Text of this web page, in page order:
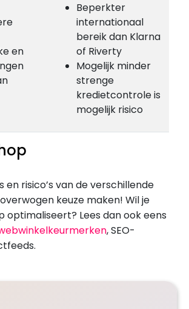
en
Beperkter
internationaal
bereik dan Klarna
of Riverty
Mogelijk minder
strenge
kredietcontrole is
mogelijk risico
risico’s van de verschillende
keuze maken! Wil je
optimaliseert? Lees dan ook eens
, SEO-